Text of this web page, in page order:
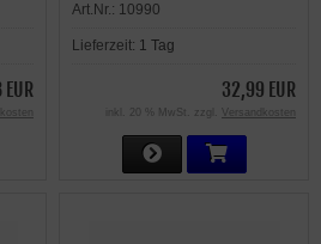
Motorhispania, Peugeot,
Art.Nr.: 10990
Lieferzeit: 1 Tag
32,99 EUR
inkl. 20 % MwSt. zzgl. Versandkosten